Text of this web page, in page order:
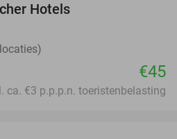
Hotels
€45
ca. €3 p.p.p.n. toeristenbelasting